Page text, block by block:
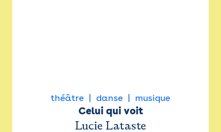
théâtre danse musique
Celui qui voit
Lucie Lataste